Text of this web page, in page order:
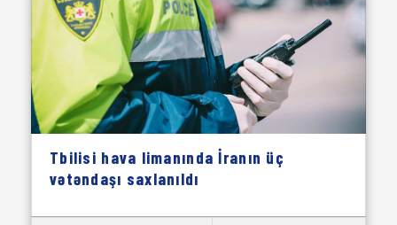
Tbilisi hava limanında İranın üç
vətəndaşı saxlanıldı